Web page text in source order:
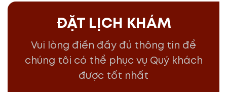
ĐẶT LỊCH KHÁM
Vui lòng điền đầy đủ thông tin để
chúng tôi có thể phục vụ Quý khách
được tốt nhất